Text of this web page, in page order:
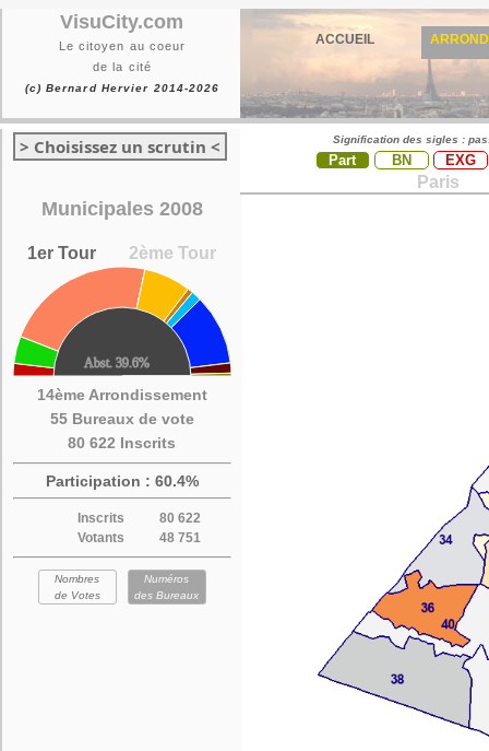
VisuCity.com
Le citoyen au coeur
de la cité
(c) Bernard Hervier 2014-2026
ACCUEIL
> Choisissez un scrutin <
Municipales 2008
1er Tour 2ème Tour
14ème Arrondissement
55 Bureaux de vote
80 622 Inscrits
Participation : 60.4%
Inscrits
80 622
Votants
48 751
Nombres
de Votes
Numéros
des Bureaux
Signification des sigles :
Part BN EXG
Paris